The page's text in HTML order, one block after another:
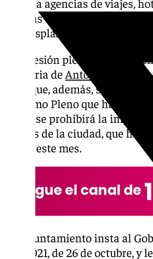
además de a las personas
sus desplazamientos.
Una sesión plenaria que ha
memoria de Antonio Romero
en la que, además, se ha
el último Pleno que ha
la que se prohibirá la
barrios de la ciudad, que ha
nuevo este mes.
«El Ayuntamiento insta al
933/2021, de 26 de octubre,